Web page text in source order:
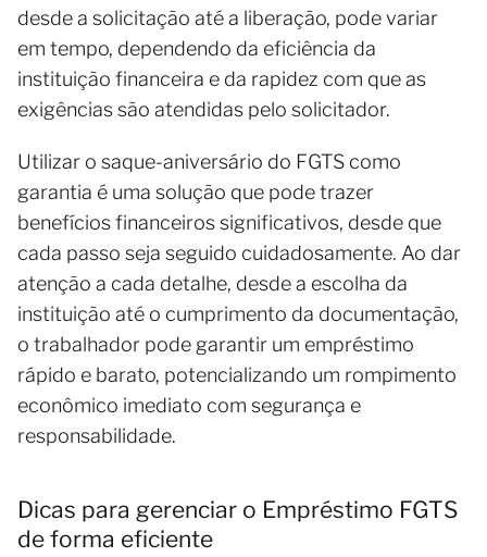
desde a solicitação até a liberação, pode variar
em tempo, dependendo da eficiência da
instituição financeira e da rapidez com que as
exigências são atendidas pelo solicitador.
Utilizar o saque-aniversário do FGTS como
garantia é uma solução que pode trazer
benefícios financeiros significativos, desde que
cada passo seja seguido cuidadosamente. Ao dar
atenção a cada detalhe, desde a escolha da
instituição até o cumprimento da documentação,
o trabalhador pode garantir um empréstimo
rápido e barato, potencializando um rompimento
econômico imediato com segurança e
responsabilidade.
Dicas para gerenciar o Empréstimo FGTS
de forma eficiente